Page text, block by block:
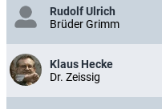
Rudolf Ulrich
Brüder Grimm
Klaus Hecke
Dr. Zeissig